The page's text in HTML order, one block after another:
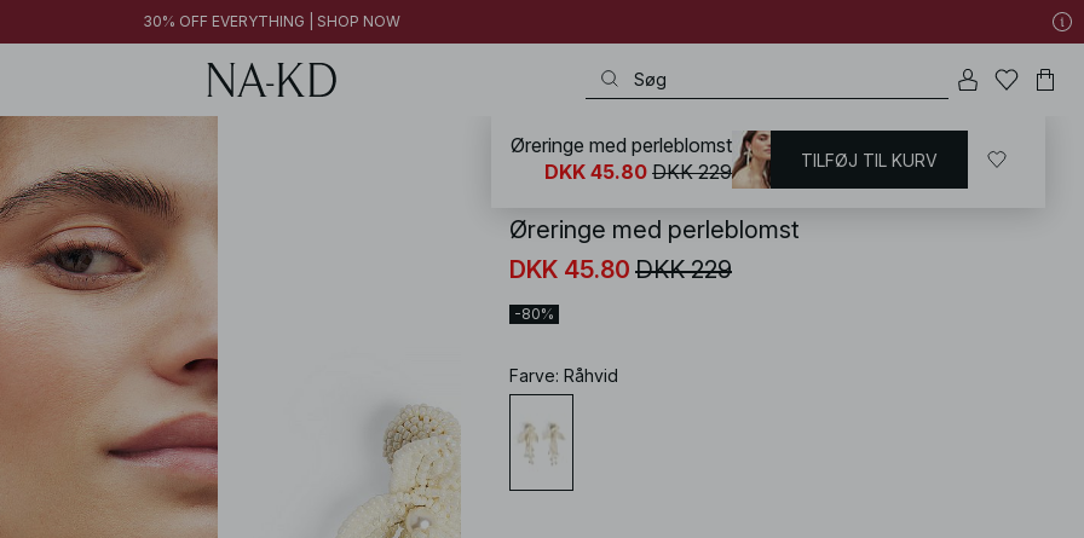
30% OFF EVERYTHING | SHOP NOW
NA-KD / Accessories / Smykker / Øreringe
Øreringe med perleblomst
DKK 45.80 DKK 229
-80%
Farve: Råhvid
Øreringe med perleblomst
DKK 45.80 DKK 229 TILFØJ TIL KURV